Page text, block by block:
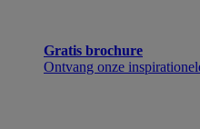
Gratis brochure
Ontvang onze